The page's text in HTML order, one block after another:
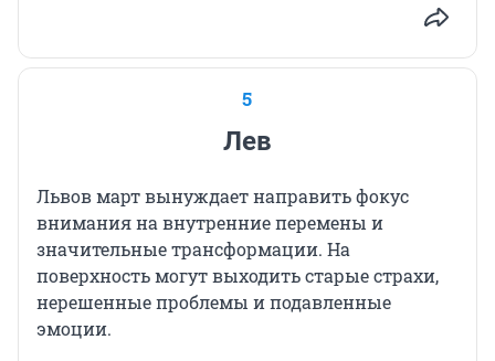
5
Лев
Львов март вынуждает направить фокус
внимания на внутренние перемены и
значительные трансформации. На
поверхность могут выходить старые страхи,
нерешенные проблемы и подавленные
эмоции.